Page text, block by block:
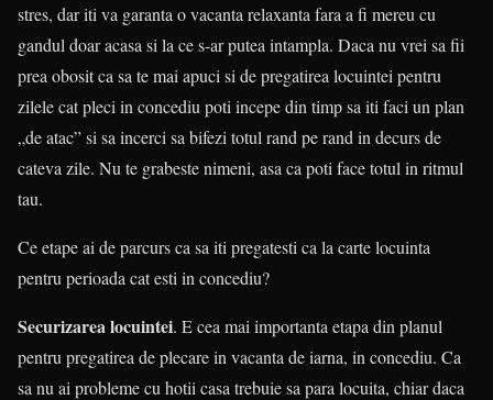
stres, dar iti va garanta o vacanta relaxanta fara a fi mereu cu
gandul doar acasa si la ce s-ar putea intampla. Daca nu vrei sa fii
prea obosit ca sa te mai apuci si de pregatirea locuintei pentru
zilele cat pleci in concediu poti incepe din timp sa iti faci un plan
„de atac” si sa incerci sa bifezi totul rand pe rand in decurs de
cateva zile. Nu te grabeste nimeni, asa ca poti face totul in ritmul
tau.
Ce etape ai de parcurs ca sa iti pregatesti ca la carte locuinta
pentru perioada cat esti in concediu?
Securizarea locuintei. E cea mai importanta etapa din planul
pentru pregatirea de plecare in vacanta de iarna, in concediu. Ca
sa nu ai probleme cu hotii casa trebuie sa para locuita, chiar daca